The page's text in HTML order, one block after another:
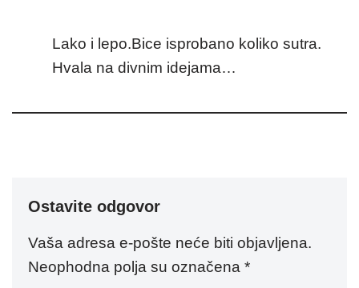
Lako i lepo.Bice isprobano koliko sutra.
Hvala na divnim idejama…
Ostavite odgovor
Vaša adresa e-pošte neće biti objavljena.
Neophodna polja su označena *